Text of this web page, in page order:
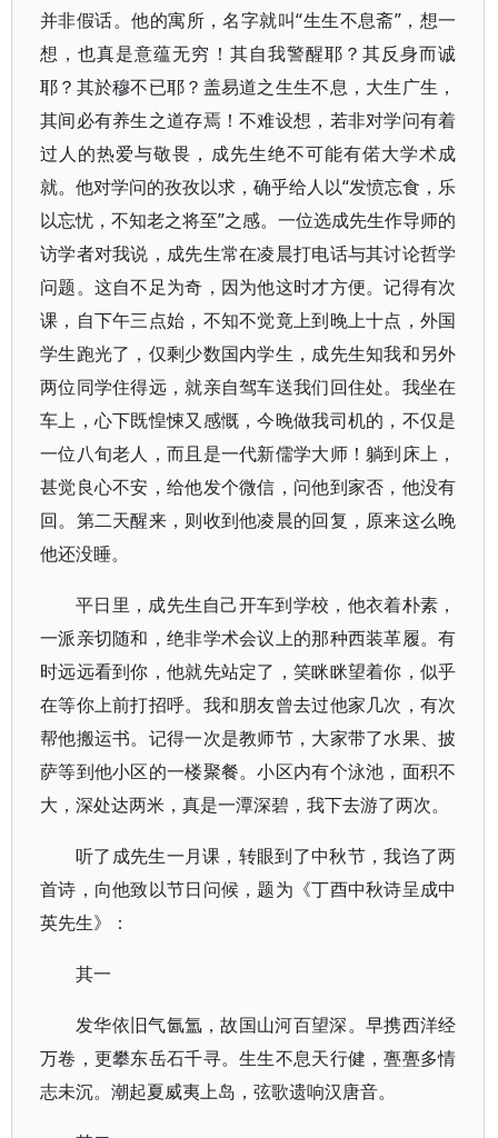
并非假话。他的寓所，名字就叫“生生不息斋”，想一
想，也真是意蕴无穷！其自我警醒耶？其反身而诚
耶？其於穆不已耶？盖易道之生生不息，大生广生，
其间必有养生之道存焉！不难设想，若非对学问有着
过人的热爱与敬畏，成先生绝不可能有偌大学术成
就。他对学问的孜孜以求，确乎给人以“发愤忘食，乐
以忘忧，不知老之将至”之感。一位选成先生作导师的
访学者对我说，成先生常在凌晨打电话与其讨论哲学
问题。这自不足为奇，因为他这时才方便。记得有次
课，自下午三点始，不知不觉竟上到晚上十点，外国
学生跑光了，仅剩少数国内学生，成先生知我和另外
两位同学住得远，就亲自驾车送我们回住处。我坐在
车上，心下既惶悚又感慨，今晚做我司机的，不仅是
一位八旬老人，而且是一代新儒学大师！躺到床上，
甚觉良心不安，给他发个微信，问他到家否，他没有
回。第二天醒来，则收到他凌晨的回复，原来这么晚
他还没睡。
平日里，成先生自己开车到学校，他衣着朴素，
一派亲切随和，绝非学术会议上的那种西装革履。有
时远远看到你，他就先站定了，笑眯眯望着你，似乎
在等你上前打招呼。我和朋友曾去过他家几次，有次
帮他搬运书。记得一次是教师节，大家带了水果、披
萨等到他小区的一楼聚餐。小区内有个泳池，面积不
大，深处达两米，真是一潭深碧，我下去游了两次。
听了成先生一月课，转眼到了中秋节，我诌了两
首诗，向他致以节日问候，题为《丁酉中秋诗呈成中
英先生》：
其一
发华依旧气氤氲，故国山河百望深。早携西洋经
万卷，更攀东岳石千寻。生生不息天行健，亹亹多情
志未沉。潮起夏威夷上岛，弦歌遗响汉唐音。